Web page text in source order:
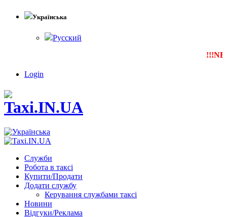
Українська
Русский
!!!NEW
Login
Служби
Робота в таксі
Купити/Продати
Додати службу
Керування службами таксі
Новини
Відгуки/Реклама